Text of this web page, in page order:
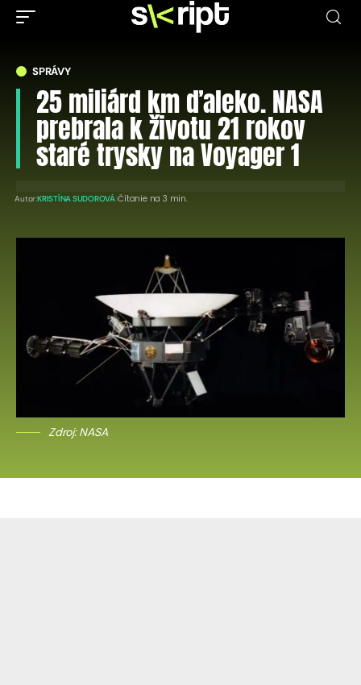
SPRÁVY
25 miliárd km ďaleko. NASA
prebrala k životu 21 rokov
staré trysky na Voyager 1
Autor:KRISTÍNA SUDOROVÁ Čítanie na 3 min.
Zdroj: NASA